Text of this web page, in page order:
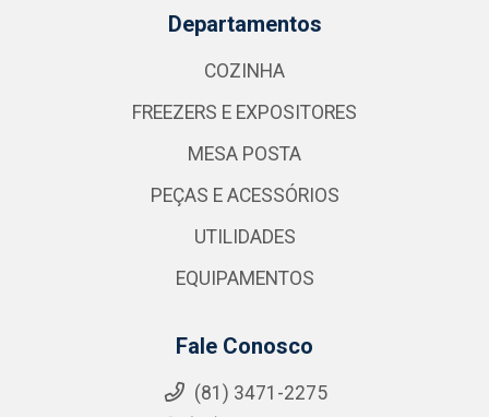
Departamentos
COZINHA
FREEZERS E EXPOSITORES
MESA POSTA
PEÇAS E ACESSÓRIOS
UTILIDADES
EQUIPAMENTOS
Fale Conosco
(81) 3471-2275